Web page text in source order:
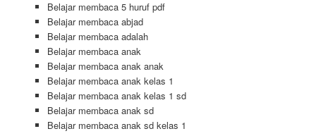
Belajar membaca 5 huruf pdf
Belajar membaca abjad
Belajar membaca adalah
Belajar membaca anak
Belajar membaca anak anak
Belajar membaca anak kelas 1
Belajar membaca anak kelas 1 sd
Belajar membaca anak sd
Belajar membaca anak sd kelas 1